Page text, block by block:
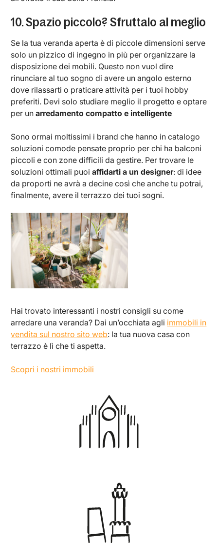
10. Spazio piccolo? Sfruttalo al meglio
Se la tua veranda aperta è di piccole dimensioni serve
solo un pizzico di ingegno in più per organizzare la
disposizione dei mobili. Questo non vuol dire
rinunciare al tuo sogno di avere un angolo esterno
dove rilassarti o praticare attività per i tuoi hobby
preferiti. Devi solo studiare meglio il progetto e optare
per unarredamento compatto e intelligente
Sono ormai moltissimi i brand che hanno in catalogo
soluzioni comode pensate proprio per chi ha balconi
piccoli e con zone difficili da gestire. Per trovare le
soluzioni ottimali puoiaffidarti a un designer: di idee
da proporti ne avrà a decine così che anche tu potrai,
finalmente, avere il terrazzo dei tuoi sogni.
Hai trovato interessanti i nostri consigli su come
arredare una veranda? Dai un’occhiata agli immobili in
vendita sul nostro sito web: la tua nuova casa con
terrazzo è lì che ti aspetta.
Scopri i nostri immobili